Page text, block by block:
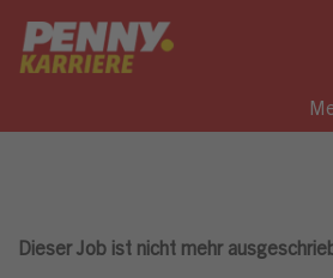
Dieser Job ist nicht mehr